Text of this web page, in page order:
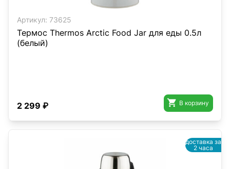
Артикул: 73625
Термос Thermos Arctic Food Jar для еды 0.5л
(белый)
2 299 ₽  В корзину
доставка за
2 часа